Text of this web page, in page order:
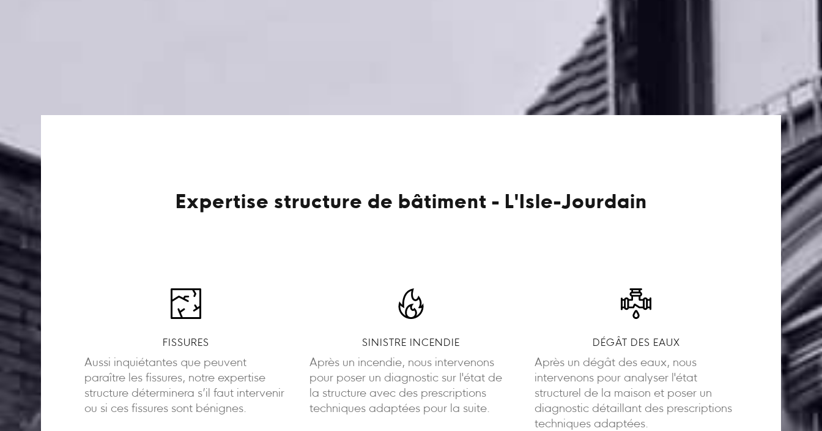
Expertise structure de bâtiment - L'Isle-Jourdain
FISSURES
Aussi inquiétantes que peuvent
paraître les fissures, notre expertise
structure déterminera s’il faut intervenir
ou si ces fissures sont bénignes.
SINISTRE INCENDIE
Après un incendie, nous intervenons
pour poser un diagnostic sur l'état de
la structure avec des prescriptions
techniques adaptées pour la suite.
DÉGÂT DES EAUX
Après un dégât des eaux, nous
intervenons pour analyser l'état
structurel de la maison et poser un
diagnostic détaillant des prescriptions
techniques adaptées.